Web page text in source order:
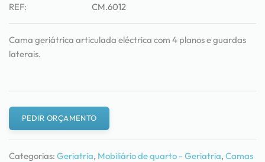
REF:
CM.6012
Cama geriátrica articulada eléctrica com 4 planos e guardas
laterais.
PEDIR ORÇAMENTO
Categorias: Geriatria, Mobiliário de quarto - Geriatria, Camas